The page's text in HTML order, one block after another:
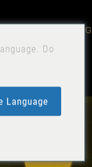
DER BLOG
Do
Language